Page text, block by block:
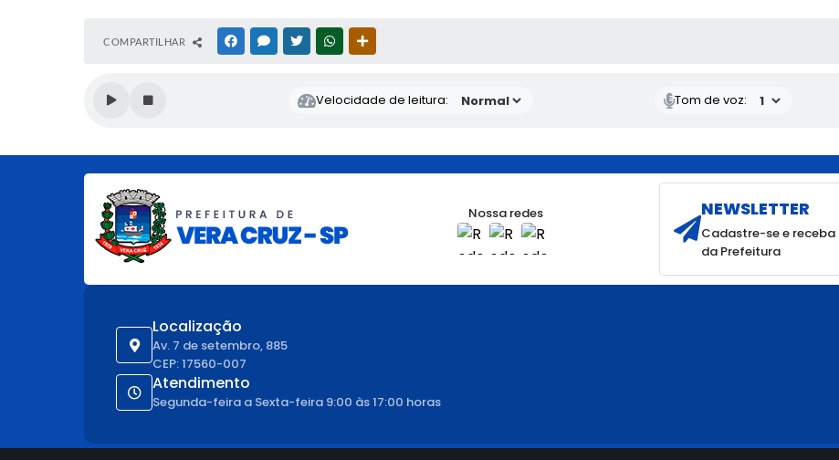
COMPARTILHAR FACEBOOKMESSENGER
TWITTERWHATSAPP
Velocidade de leitura: Tom de voz:
Localização
Av. 7 de setembro, 885
CEP: 17560-007
Atendimento
Segunda-feira a Sexta-feira 9:00 às 17:00 horas
Nossa redes NEWSLETTER
Cadastre-se e
da Prefeitura